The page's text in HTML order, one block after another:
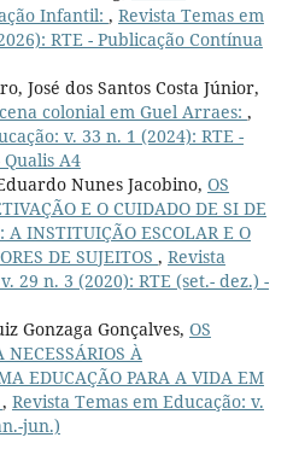
Infantil: , Revista Temas em
RTE - Publicação Contínua
José dos Santos Costa Júnior,
colonial em Guel Arraes: ,
v. 33 n. 1 (2024): RTE -
A4
Nunes Jacobino, OS
E O CUIDADO DE SI DE
A INSTITUIÇÃO ESCOLAR E O
DE SUJEITOS , Revista
29 n. 3 (2020): RTE (set.- dez.) -
Gonzaga Gonçalves, OS
NECESSÁRIOS À
EDUCAÇÃO PARA A VIDA EM
, Revista Temas em Educação: v.
jun.)